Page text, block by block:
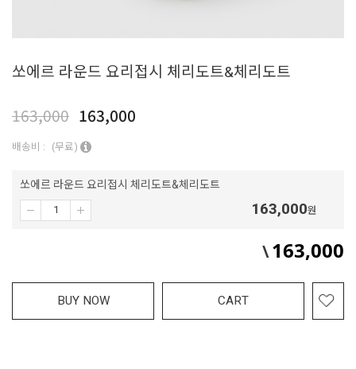
쏘에르 라운드 요리접시 체리도트&체리도트
163,000 163,000
배송비 : (무료)
쏘에르 라운드 요리접시 체리도트&체리도트
163,000원
\163,000
BUY NOW CART